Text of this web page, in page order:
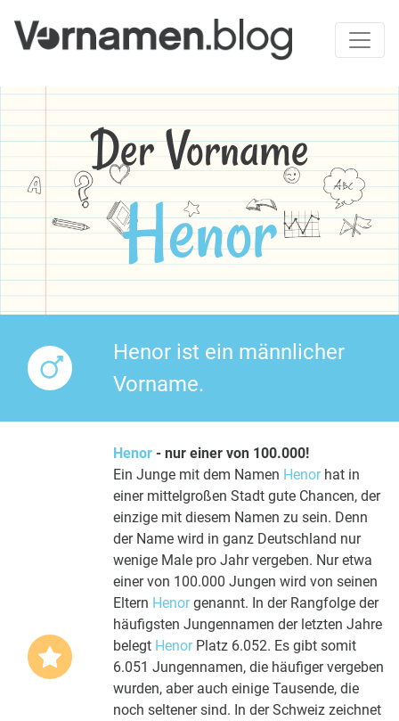
Der Vorname
Henor
Henor ist ein männlicher
Vorname.
Henor - nur einer von 100.000!
Ein Junge mit dem Namen Henorhat in
einer mittelgroßen Stadt gute Chancen, der
einzige mit diesem Namen zu sein. Denn
der Name wird in ganz Deutschland nur
wenige Male pro Jahr vergeben. Nur etwa
einer von 100.000 Jungen wird von seinen
Eltern Henorgenannt. In der Rangfolge der
häufigsten Jungennamen der letzten Jahre
belegt HenorPlatz 6.052. Es gibt somit
6.051 Jungennamen, die häufiger vergeben
wurden, aber auch einige Tausende, die
noch seltener sind. In der Schweiz zeichnet